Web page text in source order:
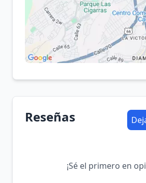
Reseñas
¡Sé el primero en